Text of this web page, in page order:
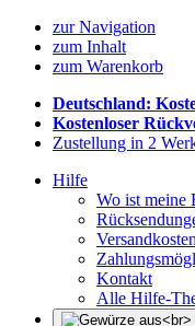
zur Navigation
zum Inhalt
zum Warenkorb
Deutschland:
Kostenloser
Zustellung in 2
Hilfe
Wo ist meine
Versandkosten
Kontakt
Alle Hilfe-